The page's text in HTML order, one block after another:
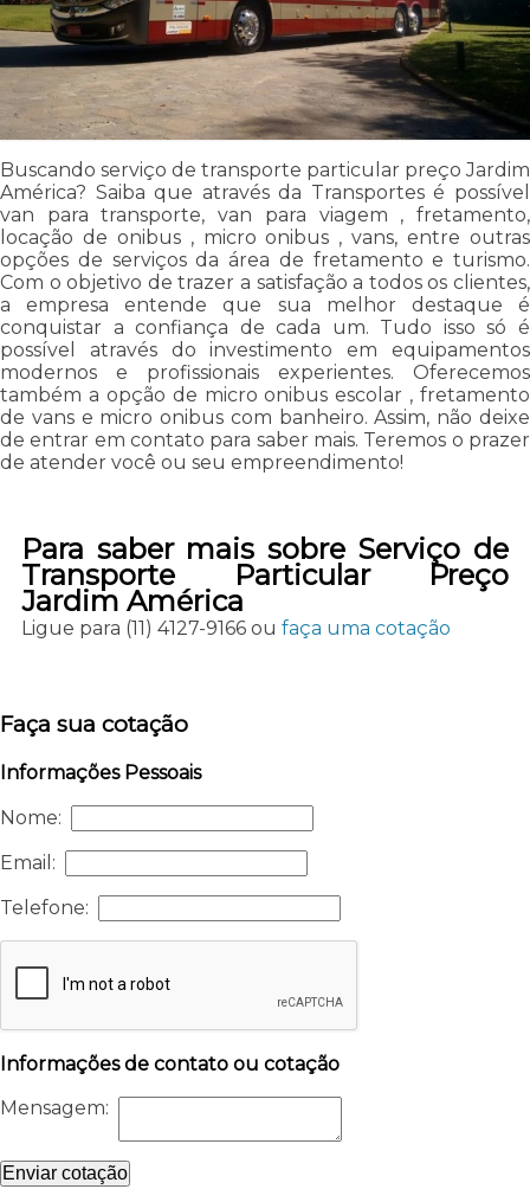
Buscando serviço de transporte particular preço Jardim
América? Saiba que através da Transportes é possível
van para transporte, van para viagem , fretamento,
locação de onibus , micro onibus , vans, entre outras
opções de serviços da área de fretamento e turismo.
Com o objetivo de trazer a satisfação a todos os clientes,
a empresa entende que sua melhor destaque é
conquistar a confiança de cada um. Tudo isso só é
possível através do investimento em equipamentos
modernos e profissionais experientes. Oferecemos
também a opção de micro onibus escolar , fretamento
de vans e micro onibus com banheiro. Assim, não deixe
de entrar em contato para saber mais. Teremos o prazer
de atender você ou seu empreendimento!
Para saber mais sobre Serviço de
Transporte Particular Preço
Jardim América
Ligue para (11) 4127-9166ou faça uma cotação
Faça sua cotação
Informações Pessoais
Nome:
Email:
Telefone:
Informações de contato ou cotação
Mensagem:
Enviar cotação